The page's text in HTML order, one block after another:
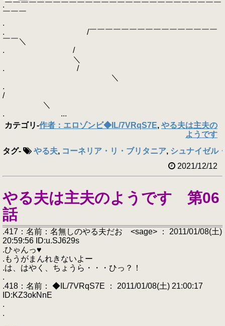
.￣￣￣￣￣￣￣￣￣￣￣￣￣￣￣￣￣￣￣￣￣￣￣￣￣￣￣
￣￣￣
.
. /￣￣￣￣￣￣￣￣￣￣￣￣￣￣￣￣
￣￣＼
. /
＼
. /
＼
.
/
＼
. ...
カテゴリ-作者：エロゾンビ◆IL/7VRqS7E, やる夫は主夫の
ようです
タグ- やる夫, コーネリア・リ・ブリタニア, シュナイゼル
2021/12/12
やる夫は主夫のようです 第06
話
.417：名前：名無しのやる夫だお <sage> ： 2011/01/08(土)
20:59:56 ID:u.SJ629s
.ひゃんっ♥
.もうがまんれきないよー
.は、はやく、ちょうら・・・ひっ？！
.
.418：名前： ◆IL/7VRqS7E ： 2011/01/08(土) 21:00:17
ID:KZ3okNnE
.
.